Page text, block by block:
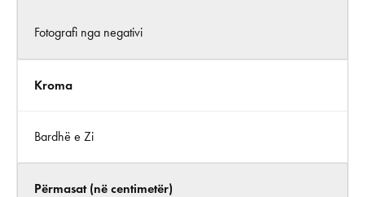
Fotografi nga negativi
Kroma
Bardhë e Zi
Përmasat (në centimetër)